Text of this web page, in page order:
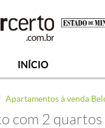
INÍCIO
Apartamentos à venda
com 2 quartos